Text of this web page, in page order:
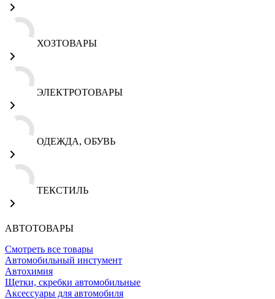
ХОЗТОВАРЫ
ЭЛЕКТРОТОВАРЫ
ОДЕЖДА, ОБУВЬ
ТЕКСТИЛЬ
АВТОТОВАРЫ
Смотреть все товары
Автомобильный инстумент
Автохимия
Щетки, скребки автомобильные
Аксессуары для автомобиля